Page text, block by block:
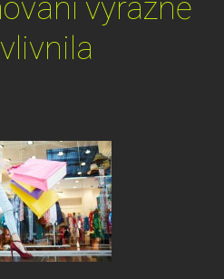
výrazně